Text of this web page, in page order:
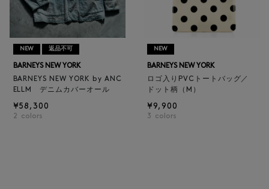
NEW 返品不可
BARNEYS NEW YORK
BARNEYS NEW YORK by ANC
ELLM デニムカバーオール
¥58,300
2 colors
NEW
BARNEYS NEW YORK
ロゴ入りPVCトートバッグ／
ドット柄（M）
¥9,900
3 colors